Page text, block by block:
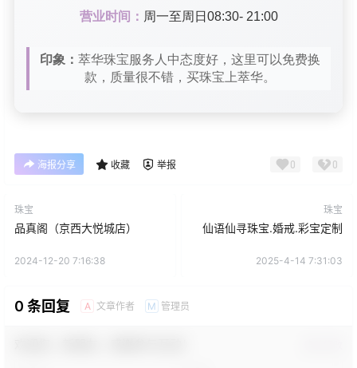
营业时间： 周一至周日08:30- 21:00
印象： 萃华珠宝服务人中态度好，这里可以免费换
款，质量很不错，买珠宝上萃华。
海报分享 收藏 举报 0 0
珠宝
品真阁（京西大悦城店）
2024-12-20 7:16:38
珠宝
仙语仙寻珠宝.婚戒.彩宝定制
2025-4-14 7:31:03
0 条回复 A 文章作者 M 管理员